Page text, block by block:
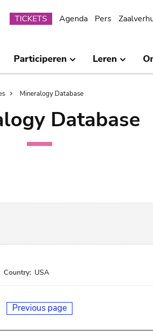
Submenu
TICKETS Agenda Pers
Participeren Leren
Mineralogy Database
Database
Country: USA
Previous page